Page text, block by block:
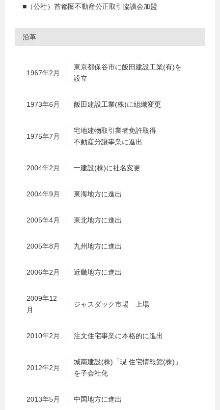
■（公社）首都圏不動産公正取引協議会加盟
沿革
1967年2月
東京都保谷市に飯田建設工業(有)を
設立
1973年6月 飯田建設工業(株)に組織変更
1975年7月
宅地建物取引業者免許取得
不動産分譲事業に進出
2004年2月 一建設(株)に社名変更
2004年9月 東海地方に進出
2005年4月 東北地方に進出
2005年8月 九州地方に進出
2006年2月 近畿地方に進出
2009年12
月
ジャスダック市場 上場
2010年2月 注文住宅事業に本格的に進出
2012年2月
城南建設(株)「現 住宅情報館(株)」
を子会社化
2013年5月 中国地方に進出